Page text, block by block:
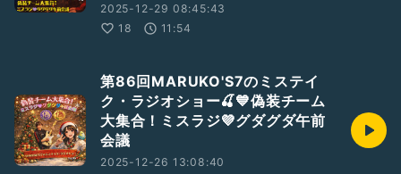
2025-12-29 08:45:43
18
11:54
第86回MARUKO'S7のミステイ
ク・ラジオショー🍒💙偽装チーム
大集合！ミスラジ💜グダグダ午前
会議
2025-12-26 13:08:40